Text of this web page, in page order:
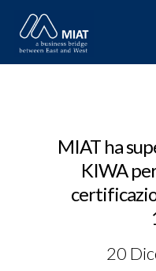
MIAT ha
KIWA
20